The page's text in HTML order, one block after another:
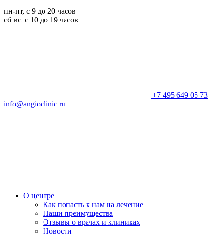
пн-пт, с 9 до 20 часов
сб-вс, с 10 до 19 часов
+7 495 649 05 73
info@angioclinic.ru
О центре
Как попасть к нам на лечение
Наши преимущества
Отзывы о врачах и клиниках
Новости